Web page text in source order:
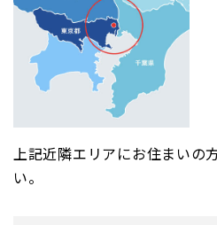
上記近隣エリアにお住まいの
い。